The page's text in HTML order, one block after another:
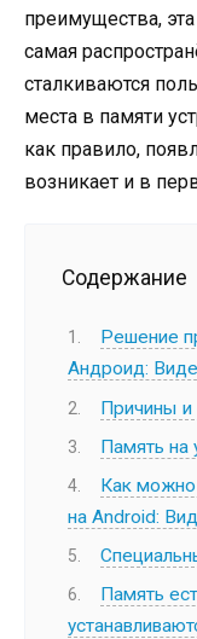
преимущества,
самая
сталкиваются
места в памяти
как правило,
возникает и в
Содержание
Решение
Андроид:
Причины
Память на
Как можно
на Android:
Память